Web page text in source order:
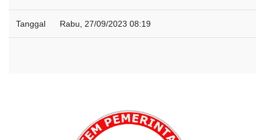
Tanggal Rabu, 27/09/2023 08:19